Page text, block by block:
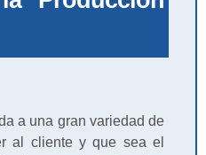
a una gran variedad de
al cliente y que sea el